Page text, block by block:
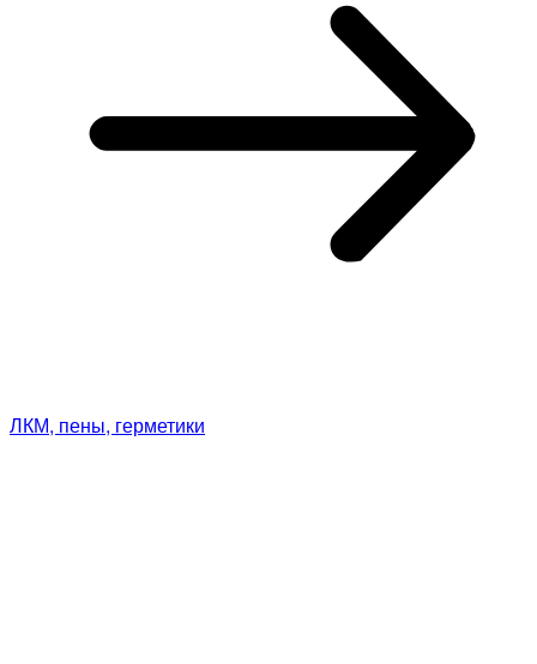
ЛКМ, пены, герметики